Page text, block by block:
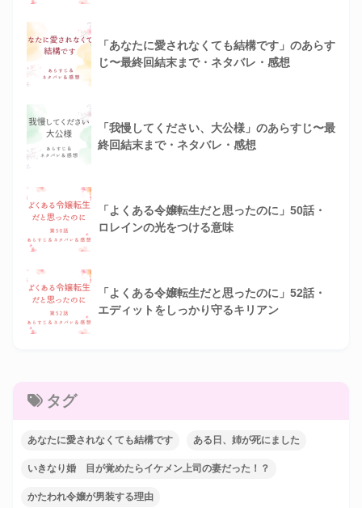
「あなたに愛されなくても結構です」のあらす
じ〜最終回結末まで・ネタバレ・感想
「我慢してください、大公様」のあらすじ〜最
終回結末まで・ネタバレ・感想
「よくある令嬢転生だと思ったのに」50話・
ロレインの光をつける意味
「よくある令嬢転生だと思ったのに」52話・
エディットをしっかり守るキリアン
タグ
あなたに愛されなくても結構です ある日、姉が死にました
いきなり婚 目が覚めたらイケメン上司の妻だった！？
かたわれ令嬢が男装する理由